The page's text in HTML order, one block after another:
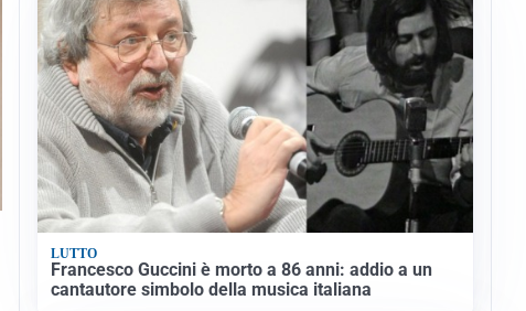
LUTTO
Francesco Guccini è morto a 86 anni: addio a un
cantautore simbolo della musica italiana